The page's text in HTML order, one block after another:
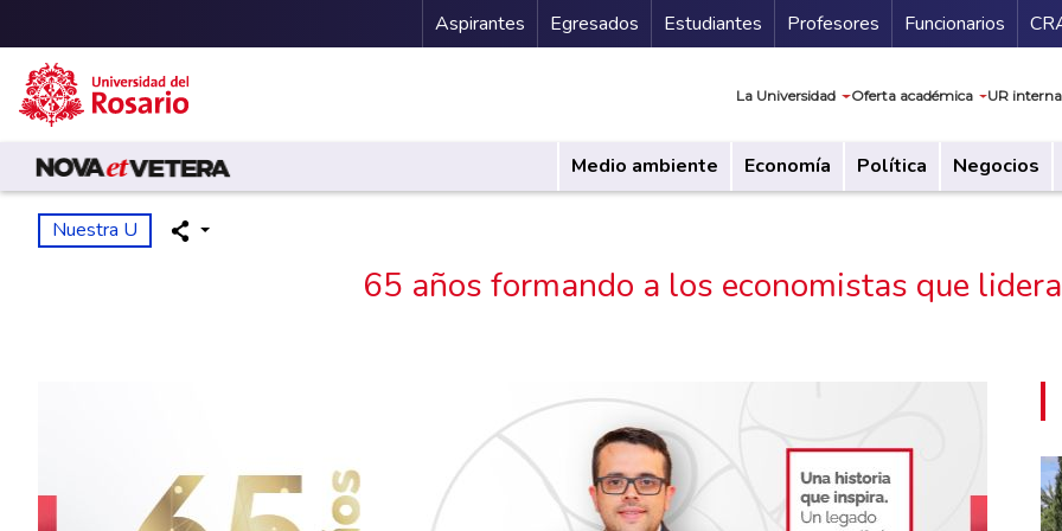
Pasar al contenido principal
Menu Secundario
Aspirantes Egresados Estudiantes Profesores Funcionarios
La Universidad Oferta académica UR
Medio ambiente Economía Política Negocios
Nuestra U
65 años formando a los economistas que